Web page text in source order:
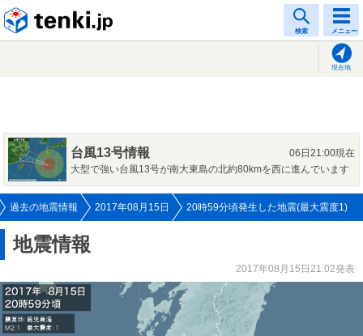
検索 メニュー
現在地
台風13号情報
06日21:00現在
大型で強い台風13号が南大東島の北約80kmを西に進んでいます
過去の地震情報 2017年08月15日 20時59分頃発生した地震(最大震度1)
地震情報
2017年08月15日21:02発表